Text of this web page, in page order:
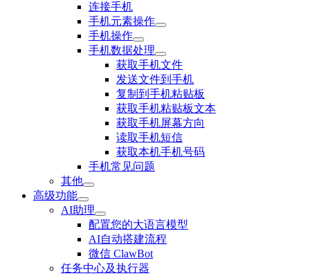
连接手机
手机元素操作
手机操作
手机数据处理
获取手机文件
发送文件到手机
复制到手机粘贴板
获取手机粘贴板文本
获取手机屏幕方向
读取手机短信
获取本机手机号码
手机常见问题
其他
高级功能
AI助理
配置您的大语言模型
AI自动搭建流程
微信 ClawBot
任务中心及执行器